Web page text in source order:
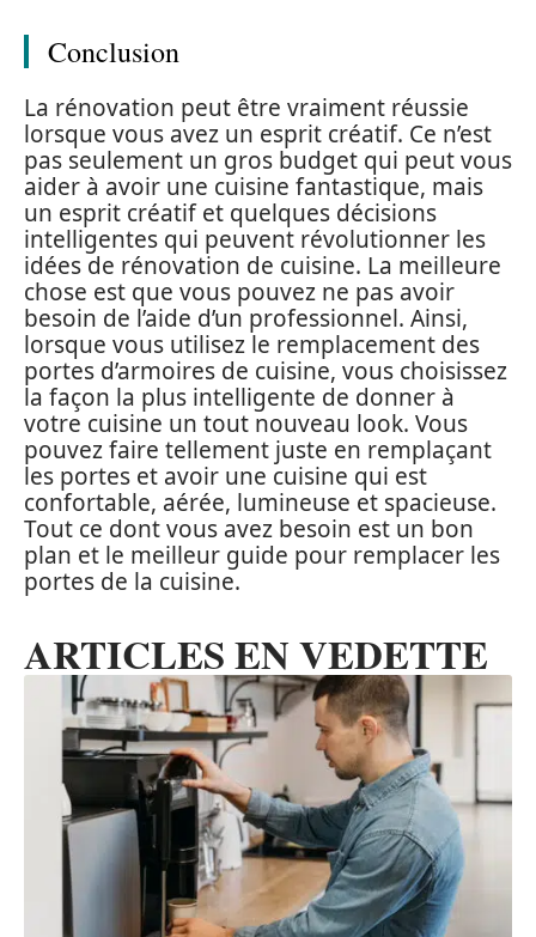
Conclusion
La rénovation peut être vraiment réussie
lorsque vous avez un esprit créatif. Ce n’est
pas seulement un gros budget qui peut vous
aider à avoir une cuisine fantastique, mais
un esprit créatif et quelques décisions
intelligentes qui peuvent révolutionner les
idées de rénovation de cuisine. La meilleure
chose est que vous pouvez ne pas avoir
besoin de l’aide d’un professionnel. Ainsi,
lorsque vous utilisez le remplacement des
portes d’armoires de cuisine, vous choisissez
la façon la plus intelligente de donner à
votre cuisine un tout nouveau look. Vous
pouvez faire tellement juste en remplaçant
les portes et avoir une cuisine qui est
confortable, aérée, lumineuse et spacieuse.
Tout ce dont vous avez besoin est un bon
plan et le meilleur guide pour remplacer les
portes de la cuisine.
ARTICLES EN VEDETTE